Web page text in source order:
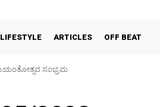
LIFESTYLE ARTICLES OFF BEAT
ಜಾತ್ರಾ ಮಹೋತ್ಸವ, ತಂಬಿಟ್ಟಿನ ದೀಪೋತ್ಸವ